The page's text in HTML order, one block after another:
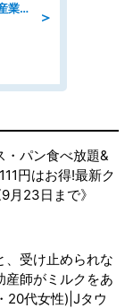
＞
「土日祝休み」グローバル企業での産業保健のお仕事/保健師/高時給/残業なし/服装自由/要資格:保健師
・パン食べ放題&
円はお得!最新ク
月23日まで》
、受け止められな
産師がミルクをあ
20代女性)|Jタウ